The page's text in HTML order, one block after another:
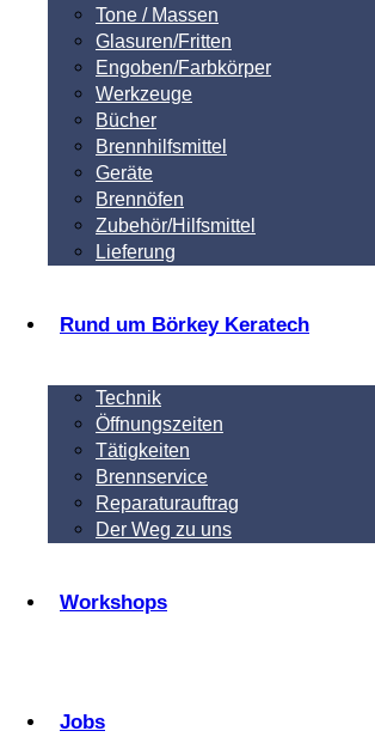
Tone / Massen
Glasuren/Fritten
Engoben/Farbkörper
Werkzeuge
Bücher
Brennhilfsmittel
Geräte
Brennöfen
Zubehör/Hilfsmittel
Lieferung
Rund um Börkey Keratech
Technik
Öffnungszeiten
Tätigkeiten
Brennservice
Reparaturauftrag
Der Weg zu uns
Workshops
Jobs